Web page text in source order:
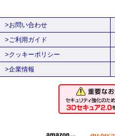
>お問い合わせ
>ご利用ガイド
>クッキーポリシー
>企業情報